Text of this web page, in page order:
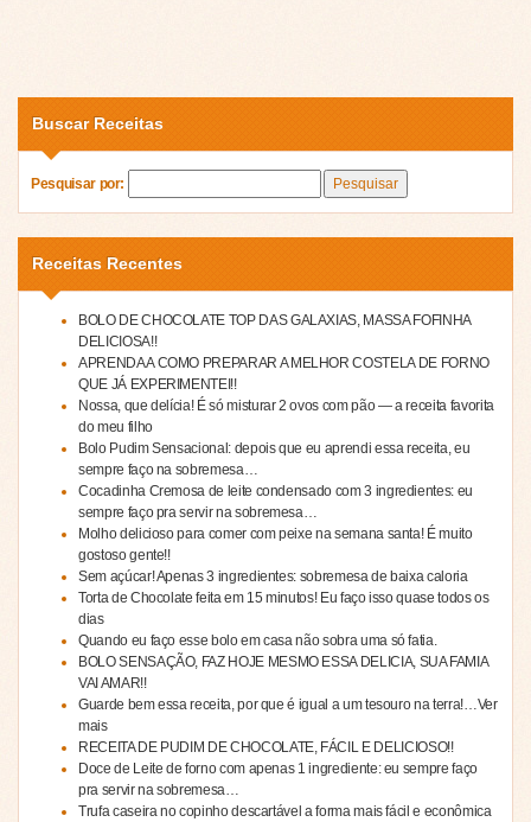
Buscar Receitas
Pesquisar por:
Receitas Recentes
BOLO DE CHOCOLATE TOP DAS GALAXIAS, MASSA FOFINHA
DELICIOSA!!
APRENDA A COMO PREPARAR A MELHOR COSTELA DE FORNO
QUE JÁ EXPERIMENTEI!!
Nossa, que delícia! É só misturar 2 ovos com pão — a receita favorita
do meu filho
Bolo Pudim Sensacional: depois que eu aprendi essa receita, eu
sempre faço na sobremesa…
Cocadinha Cremosa de leite condensado com 3 ingredientes: eu
sempre faço pra servir na sobremesa…
Molho delicioso para comer com peixe na semana santa! É muito
gostoso gente!!
Sem açúcar! Apenas 3 ingredientes: sobremesa de baixa caloria
Torta de Chocolate feita em 15 minutos! Eu faço isso quase todos os
dias
Quando eu faço esse bolo em casa não sobra uma só fatia.
BOLO SENSAÇÃO, FAZ HOJE MESMO ESSA DELICIA, SUA FAMIA
VAI AMAR!!
Guarde bem essa receita, por que é igual a um tesouro na terra!…Ver
mais
RECEITA DE PUDIM DE CHOCOLATE, FÁCIL E DELICIOSO!!
Doce de Leite de forno com apenas 1 ingrediente: eu sempre faço
pra servir na sobremesa…
Trufa caseira no copinho descartável a forma mais fácil e econômica